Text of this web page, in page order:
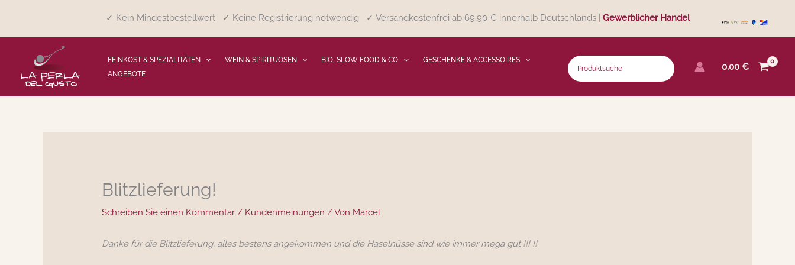
springen
✓ Kein Mindestbestellwert ✓ Keine Registrierung notwendig ✓ Versandkostenfrei ab 69,90 € innerhalb Deutschlands | Gewerblicher Handel
FEINKOST & SPEZIALITÄTEN WEIN & SPIRITUOSEN BIO, SLOW FOOD & CO
GESCHENKE & ACCESSOIRES
ANGEBOTE
0,00 €
Blitzlieferung!
Schreiben Sie einen Kommentar / Kundenmeinungen / Von Marcel
Danke für die Blitzlieferung, alles bestens angekommen und die Haselnüsse sind wie immer mega gut !!! !!